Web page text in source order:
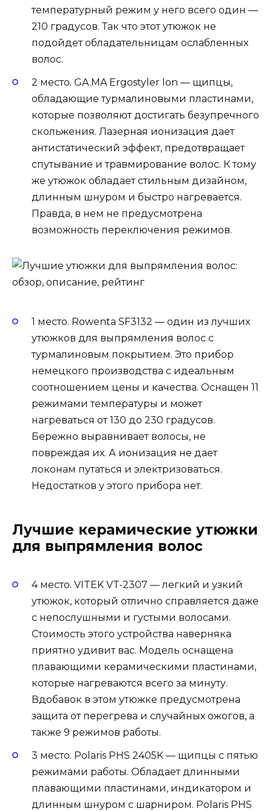
температурный режим у него всего один —
210 градусов. Так что этот утюжок не
подойдет обладательницам ослабленных
волос.
2 место. GA.MA Ergostyler Ion — щипцы,
обладающие турмалиновыми пластинами,
которые позволяют достигать безупречного
скольжения. Лазерная ионизация дает
антистатический эффект, предотвращает
спутывание и травмирование волос. К тому
же утюжок обладает стильным дизайном,
длинным шнуром и быстро нагревается.
Правда, в нем не предусмотрена
возможность переключения режимов.
1 место. Rowenta SF3132 — один из лучших
утюжков для выпрямления волос с
турмалиновым покрытием. Это прибор
немецкого производства с идеальным
соотношением цены и качества. Оснащен 11
режимами температуры и может
нагреваться от 130 до 230 градусов.
Бережно выравнивает волосы, не
повреждая их. А ионизация не дает
локонам путаться и электризоваться.
Недостатков у этого прибора нет.
Лучшие керамические утюжки
для выпрямления волос
4 место. VITEK VT-2307 — легкий и узкий
утюжок, который отлично справляется даже
с непослушными и густыми волосами.
Стоимость этого устройства наверняка
приятно удивит вас. Модель оснащена
плавающими керамическими пластинами,
которые нагреваются всего за минуту.
Вдобавок в этом утюжке предусмотрена
защита от перегрева и случайных ожогов, а
также 9 режимов работы.
3 место. Polaris PHS 2405K — щипцы с пятью
режимами работы. Обладает длинными
плавающими пластинами, индикатором и
длинным шнуром с шарниром. Polaris PHS